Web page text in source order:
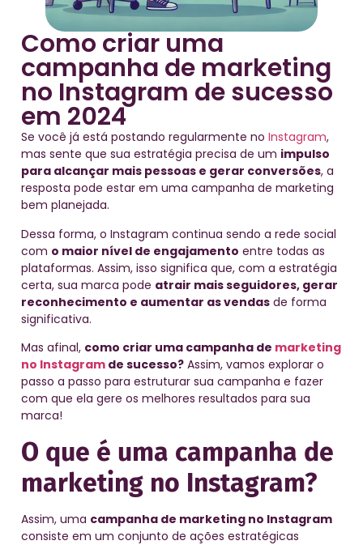
Como criar uma
campanha de marketing
no Instagram de sucesso
em 2024
Se você já está postando regularmente no Instagram,
mas sente que sua estratégia precisa de um impulso
para alcançar mais pessoas e gerar conversões, a
resposta pode estar em uma campanha de marketing
bem planejada.
Dessa forma, o Instagram continua sendo a rede social
com o maior nível de engajamento entre todas as
plataformas. Assim, isso significa que, com a estratégia
certa, sua marca pode atrair mais seguidores, gerar
reconhecimento e aumentar as vendas de forma
significativa.
Mas afinal, como criar uma campanha de marketing
no Instagram de sucesso? Assim, vamos explorar o
passo a passo para estruturar sua campanha e fazer
com que ela gere os melhores resultados para sua
marca!
O que é uma campanha de
marketing no Instagram?
Assim, uma campanha de marketing no Instagram
consiste em um conjunto de ações estratégicas